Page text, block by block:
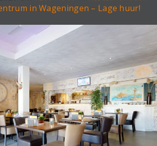
e
g
a
t
i
o
n
in Wageningen – Lage huur!